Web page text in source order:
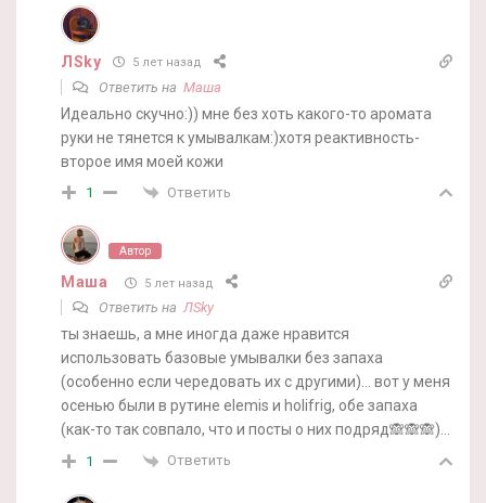
ЛSky 5 лет назад
Ответить на Маша
Идеально скучно:)) мне без хоть какого-то аромата
руки не тянется к умывалкам:)хотя реактивность-
второе имя моей кожи
1 Ответить
Автор
Маша 5 лет назад
Ответить наЛSky
ты знаешь, а мне иногда даже нравится
использовать базовые умывалки без запаха
(особенно если чередовать их с другими)… вот у меня
осенью были в рутине elemis и holifrig, обе запаха
(как-то так совпало, что и посты о них подряд🙈🙈🙈)…
1 Ответить